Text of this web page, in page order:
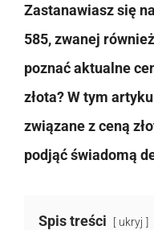
Zastanawiasz się
585, zwanej
poznać aktualne
złota? W tym
związane z ceną
podjąć świadomą
Spis treści ukryj